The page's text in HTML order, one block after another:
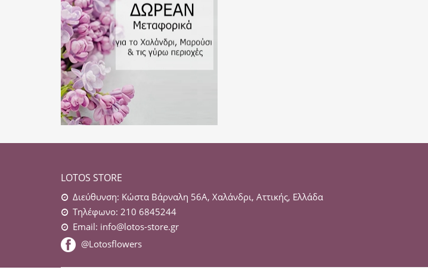
LOTOS STORE
Διεύθυνση: Κώστα Βάρναλη 56Α, Χαλάνδρι, Αττικής, Ελλάδα
Τηλέφωνο: 210 6845244
Email: info@lotos-store.gr
@Lotosflowers